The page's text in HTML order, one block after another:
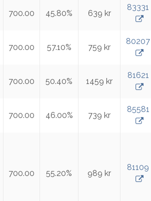
700.00 45.80% 639 kr
83331
700.00 57.10% 759 kr
80207
700.00 50.40% 1459 kr
81621
700.00 46.00% 739 kr
85581
700.00 55.20% 989 kr
81109